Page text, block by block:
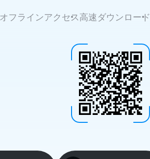
オフラインアクセス高速ダウンロード